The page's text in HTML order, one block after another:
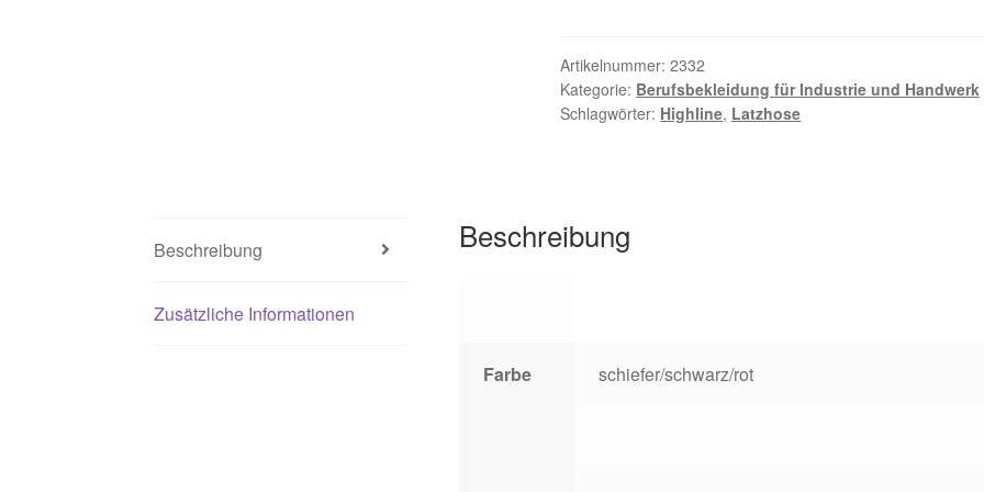
Menge
Artikelnummer:2332
Kategorie: Berufsbekleidung für Industrie und Handwerk
Schlagwörter: Highline, Latzhose
Beschreibung
Zusätzliche Informationen
Beschreibung
Farbe schiefer/schwarz/rot